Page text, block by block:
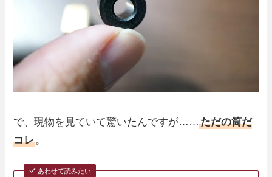
で、現物を見ていて驚いたんですが……ただの筒だ
コレ。
あわせて読みたい